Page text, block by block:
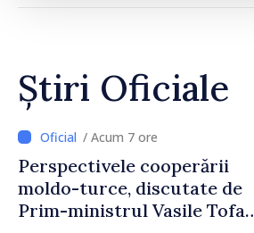
Știri Oficiale
/ Acum 7 ore
Perspectivele cooperării
moldo-turce, discutate de
Prim-ministrul Vasile Tofan